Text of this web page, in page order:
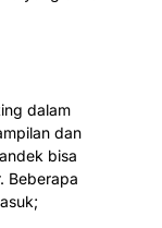
dalam
dan
bisa
Beberapa